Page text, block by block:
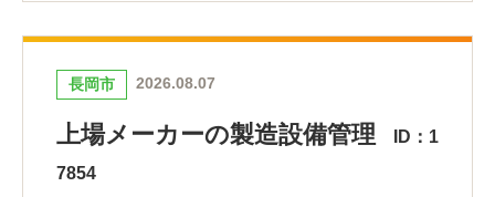
長岡市 2026.08.07
上場メーカーの製造設備管理
ID：1
7854